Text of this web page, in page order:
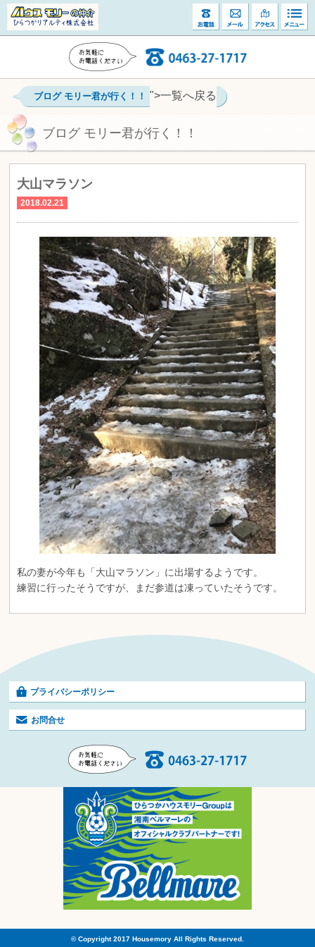
ブログ モリー君が行く！！ ">一覧へ戻る
ブログ モリー君が行く！！
大山マラソン
2018.02.21
私の妻が今年も「大山マラソン」に出場するようです。
練習に行ったそうですが、まだ参道は凍っていたそうです。
プライバシーポリシー
お問合せ
© Copyright 2017 Housemory All Rights Reserved.